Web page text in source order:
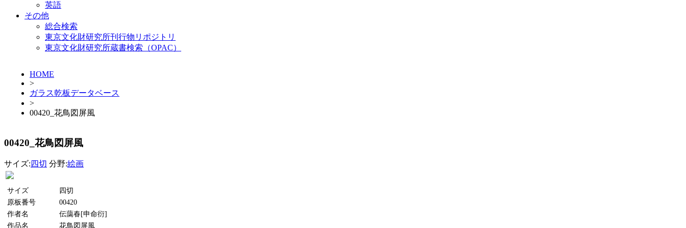
英語
その他
総合検索
東京文化財研究所刊行物リポジトリ
東京文化財研究所蔵書検索（OPAC）
HOME
>
ガラス乾板データベース
>
00420_花鳥図屏風
00420_花鳥図屏風
サイズ: 四切 分野:絵画
サイズ
四切
原板番号
00420
作者名
伝藹春[申命衍]
作品名
花鳥図屏風